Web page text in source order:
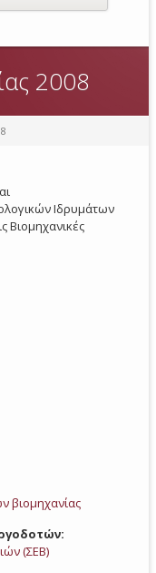
2008
Ιδρυμάτων
Βιομηχανικές
βιομηχανίας
(ΣΕΒ)